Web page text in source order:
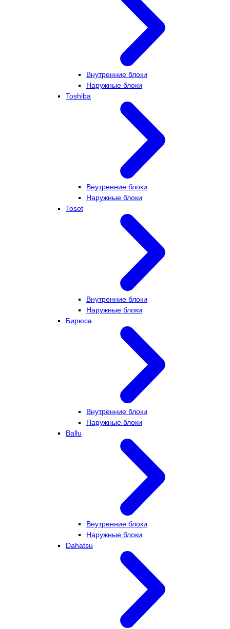
Внутренние блоки
Наружные блоки
Toshiba
Внутренние блоки
Наружные блоки
Tosot
Внутренние блоки
Наружные блоки
Бирюса
Внутренние блоки
Наружные блоки
Ballu
Внутренние блоки
Наружные блоки
Dahatsu